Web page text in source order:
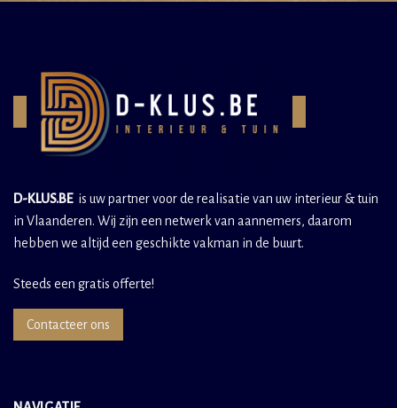
D-KLUS.BEis uw partner voor de realisatie van uw interieur & tuin
in Vlaanderen. Wij zijn een netwerk van aannemers, daarom
hebben we altijd een geschikte vakman in de buurt.
Steeds een gratis offerte!
Contacteer ons